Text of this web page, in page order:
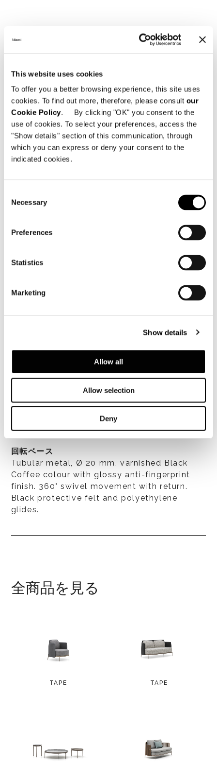
This website uses cookies
To offer you a better browsing experience, this site uses
cookies. To find out more, therefore, please consult our
Cookie Policy. By clicking "OK" you consent to the
use of cookies. To select your preferences, access the
"Show details" section of this communication, through
which you can express or deny your consent to the
indicated cookies.
Selection
Necessary
Preferences
Statistics
Marketing
Show details
Allow all
Allow selection
Deny
構造体
Backrest with aluminium insert coated in
fire-resistant polyurethane foam, and seat in
wood covered with variable-density
polyurethane foam. A metal strip, with finish
the same as the base, is attached to the
white hypoallergenic cotton fabric for added
softness.
Lumbar cushion attached to the seat
element composed of polyester felt coated
カバー
Upholstery is completely removable in both
the fabric and leather versions.
回転ベース
Tubular metal, Ø 20 mm, varnished Black
Coffee colour with glossy anti-fingerprint
finish. 360° swivel movement with return.
Black protective felt and polyethylene
glides.
全商品を見る
TAPE TAPE